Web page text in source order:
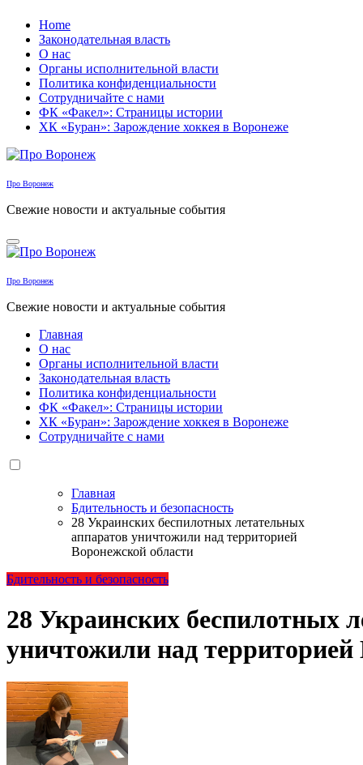
Перейти
содержанию
Home
Законодательная власть
О нас
Органы исполнительной власти
Политика конфиденциальности
Сотрудничайте с нами
ФК «Факел»: Страницы истории
ХК «Буран»: Зарождение хоккея в Воронеже
Про Воронеж
Свежие новости и актуальные события
Про Воронеж
Свежие новости и актуальные события
Главная
О нас
Органы исполнительной власти
Законодательная власть
Политика конфиденциальности
ФК «Факел»: Страницы истории
ХК «Буран»: Зарождение хоккея в Воронеже
Сотрудничайте с нами
Главная
Бдительность и безопасность
28 Украинских беспилотных летательных
аппаратов уничтожили над территорией
Воронежской области
Бдительность и безопасность
28 Украинских беспилотных
уничтожили над территорией